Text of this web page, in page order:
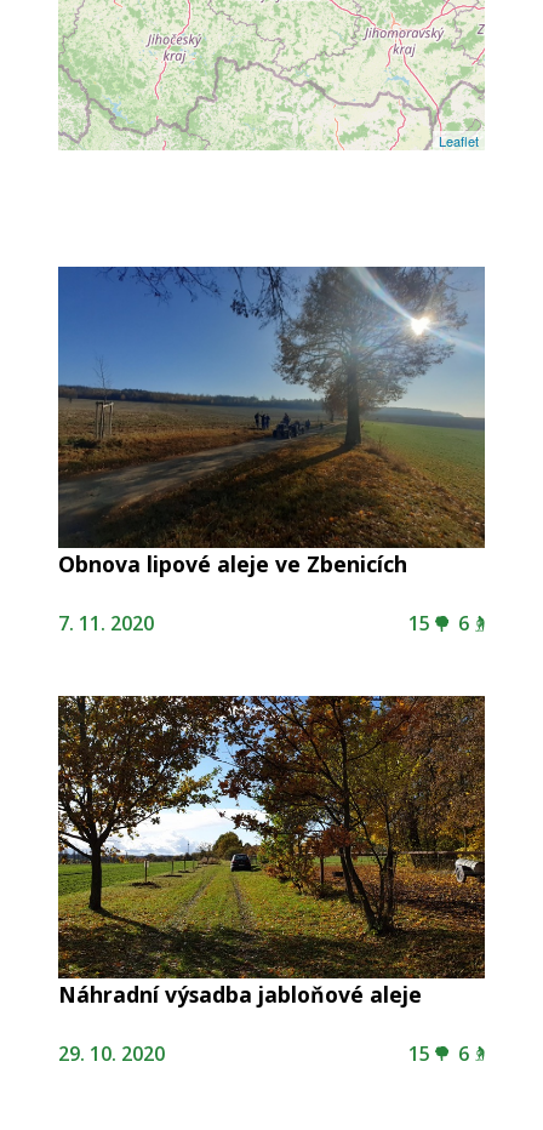
Leaflet
Obnova lipové aleje ve Zbenicích
7. 11. 2020 15 6
Náhradní výsadba jabloňové aleje
29. 10. 2020 15 6